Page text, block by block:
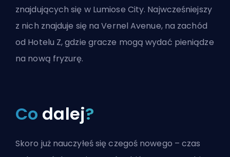
znajdujących się w Lumiose City. Najwcześniejszy
z nich znajduje się na Vernel Avenue, na zachód
od Hotelu Z, gdzie gracze mogą wydać pieniądze
na nową fryzurę.
Co dalej?
Skoro już nauczyłeś się czegoś nowego – czas